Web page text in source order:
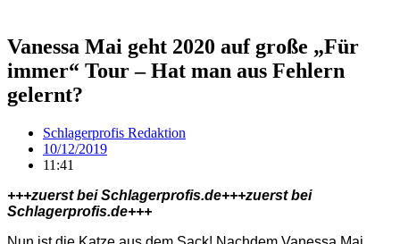
Vanessa Mai geht 2020 auf große „Für
immer“ Tour – Hat man aus Fehlern
gelernt?
Schlagerprofis Redaktion
10/12/2019
11:41
+++zuerst bei Schlagerprofis.de+++zuerst bei
Schlagerprofis.de+++